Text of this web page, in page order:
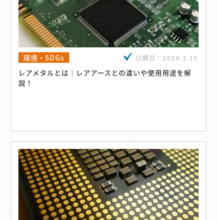
環境・SDGs 公開日： 2024.3.25
レアメタルとは｜レアアースとの違いや使用用途を解
説！